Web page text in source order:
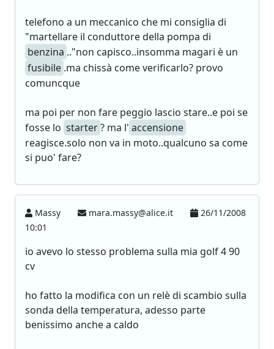
telefono a un meccanico che mi consiglia di
"martellare il conduttore della pompa di
benzina .."non capisco..insomma magari è un
fusibile .ma chissà come verificarlo? provo
comuncque
ma poi per non fare peggio lascio stare..e poi se
fosse lo starter? ma l' accensione
reagisce.solo non va in moto..qualcuno sa come
si puo' fare?
Massy mara.massy@alice.it
26/11/2008
10:01
io avevo lo stesso problema sulla mia golf 4 90
cv
ho fatto la modifica con un relè di scambio sulla
sonda della temperatura, adesso parte
benissimo anche a caldo